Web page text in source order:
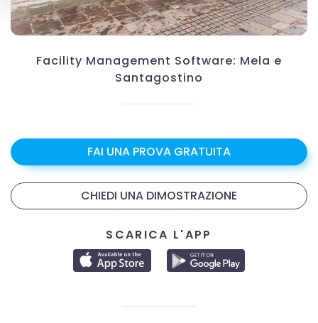
Facility Management Software: Mela e
Santagostino
FAI UNA PROVA GRATUITA
CHIEDI UNA DIMOSTRAZIONE
SCARICA L'APP